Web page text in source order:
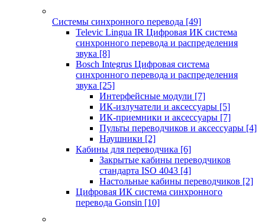
Системы синхронного перевода [49]
Televic Lingua IR Цифровая ИК система
синхронного перевода и распределения
звука [8]
Bosch Integrus Цифровая система
синхронного перевода и распределения
звука [25]
Интерфейсные модули [7]
ИК-излучатели и аксессуары [5]
ИК-приемники и аксессуары [7]
Пульты переводчиков и аксессуары [4]
Наушники [2]
Кабины для переводчика [6]
Закрытые кабины переводчиков
стандарта ISO 4043 [4]
Настольные кабины переводчиков [2]
Цифровая ИК система синхронного
перевода Gonsin [10]